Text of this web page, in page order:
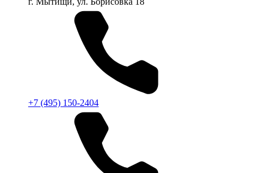
+7 (495) 150-2404